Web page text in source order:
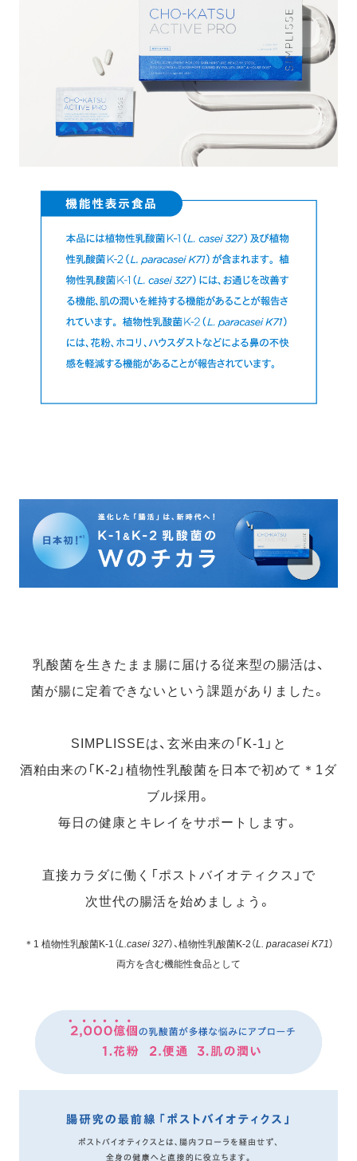
乳酸菌を生きたまま腸に届ける従来型の腸活は、
菌が腸に定着できないという課題がありました。
SIMPLISSEは、玄米由来の「K-1」と
酒粕由来の「K-2」植物性乳酸菌を日本で初めて＊1ダ
ブル採用。
毎日の健康とキレイをサポートします。
直接カラダに働く「ポストバイオティクス」で
次世代の腸活を始めましょう。
＊1 植物性乳酸菌K-1（L.casei 327）、植物性乳酸菌K-2（L. paracasei K71）
両方を含む機能性食品として